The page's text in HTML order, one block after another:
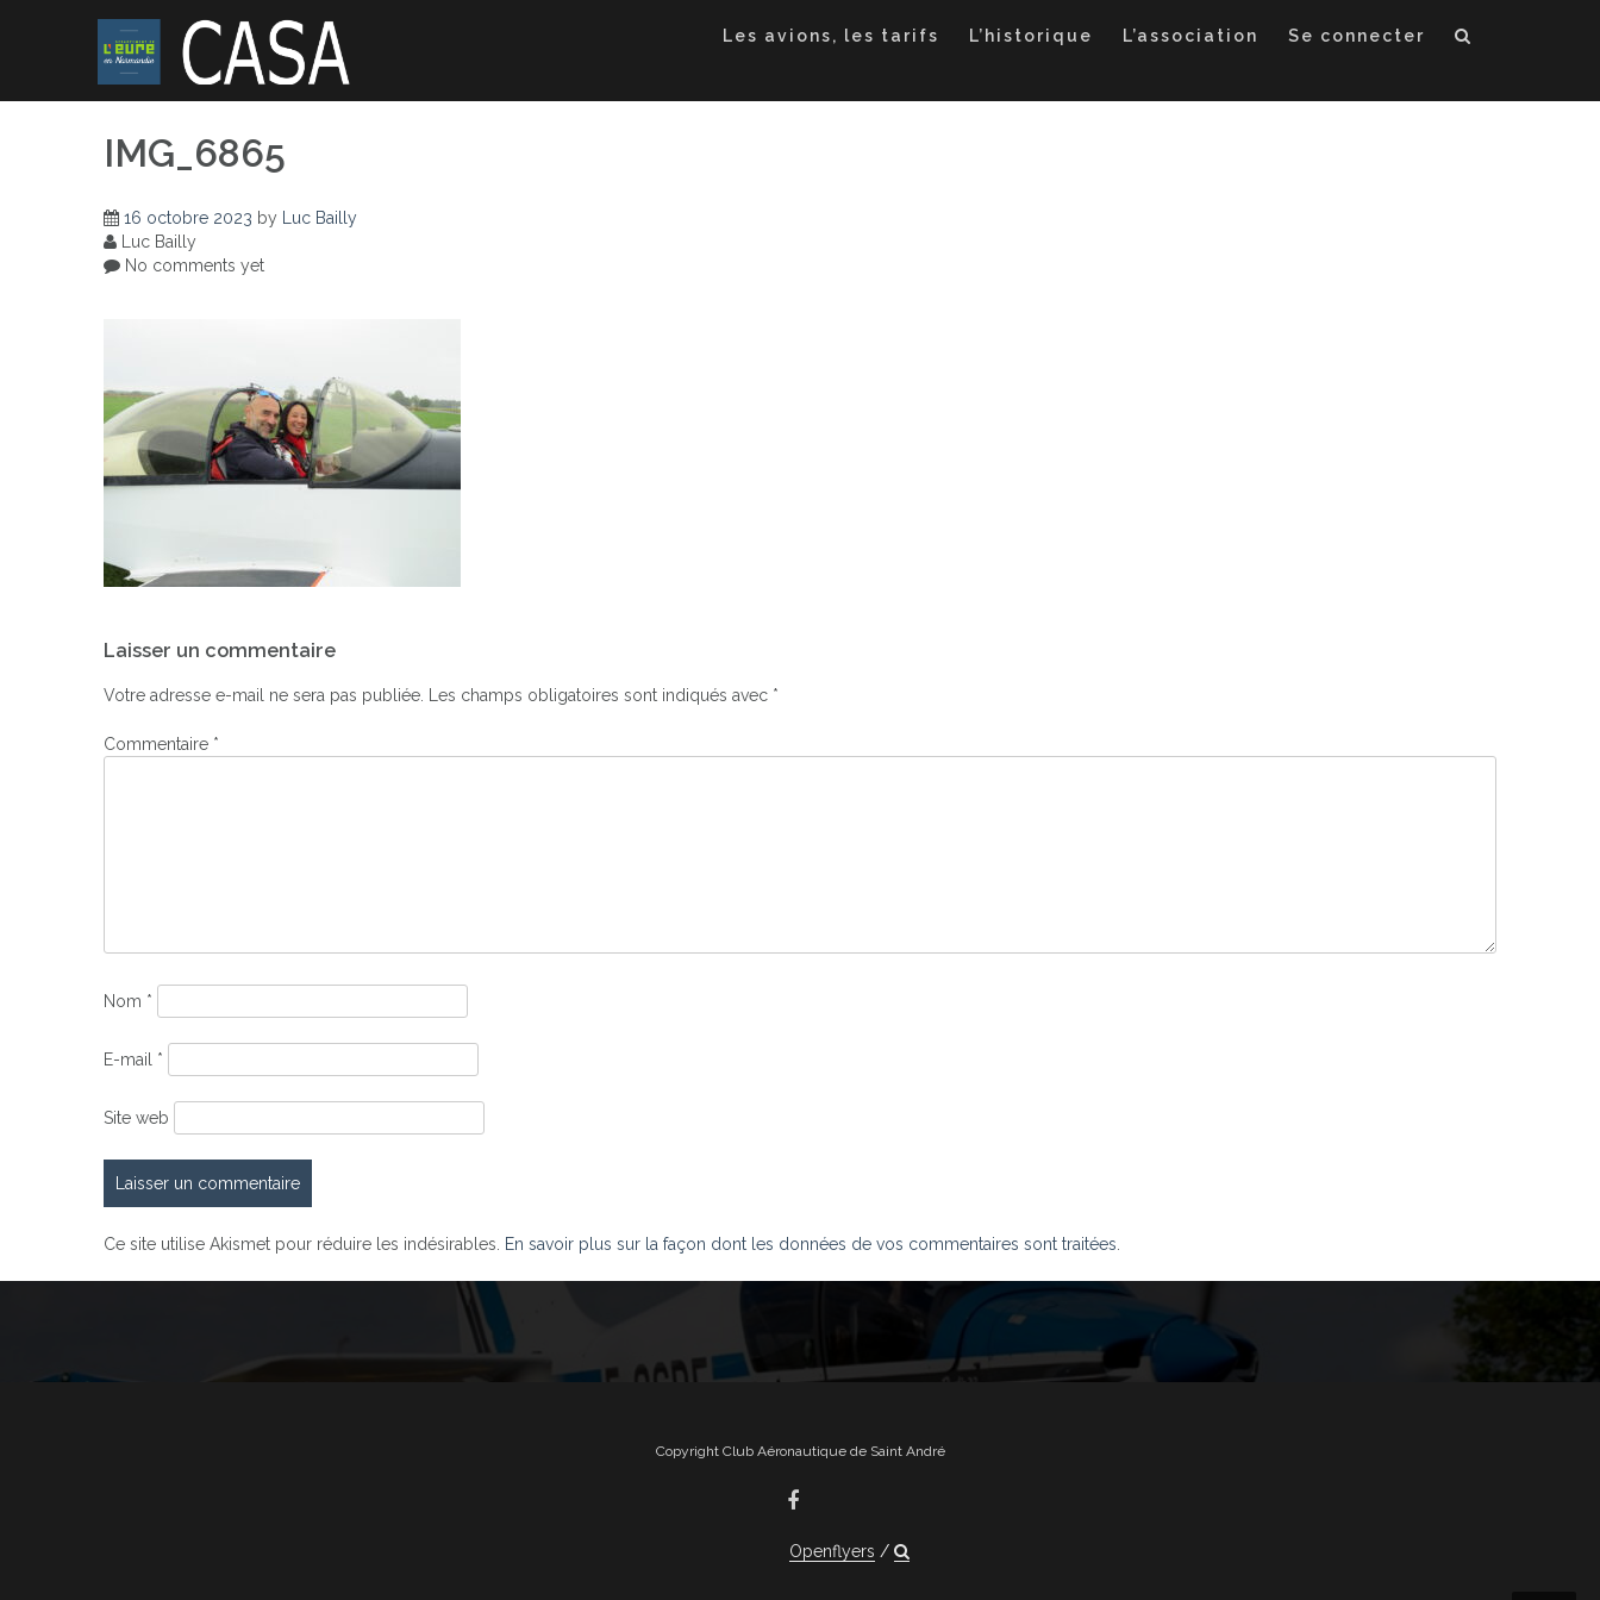
Les avions, les tarifs L’historique L’association Se connecter
IMG_6865
16 octobre 2023 by
Luc Bailly
Luc Bailly
No comments yet
de
l’article
Laisser un commentaire
Votre adresse e-mail ne sera pas publiée. Les champs obligatoires sont indiqués avec *
Commentaire *
Nom *
E-mail *
Site web
Ce site utilise Akismet pour réduire les indésirables. En savoir plus sur la façon dont les données de vos commentaires sont traitées.
Copyright Club Aéronautique de Saint André
Openflyers